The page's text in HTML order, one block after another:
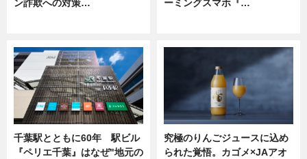
ン詐欺への対策… ーミングスマホ『…
千葉駅とともに60年 駅ビル
『ペリエ千葉』はなぜ"地元の
究極のりんごジュースに込め
られた覚悟。カゴメ×JAアオ